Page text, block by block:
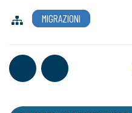
MIGRAZIONI